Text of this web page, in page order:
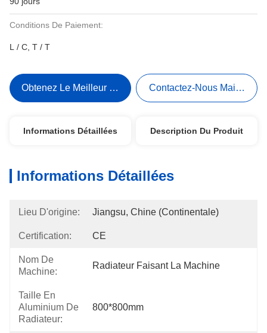
Conditions De Paiement:
L / C, T / T
Obtenez Le Meilleur Prix Contactez-Nous Maintenant
Informations Détaillées Description Du Produit
Informations Détaillées
Lieu D'origine: Jiangsu, Chine (continentale)
Certification: CE
Nom De
Machine:
Radiateur Faisant La Machine
Taille En
Aluminium De
Radiateur:
800*800mm